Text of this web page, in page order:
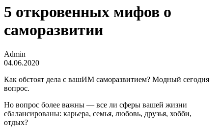
5 откровенных мифов о
саморазвитии
Admin
04.06.2020
Как обстоят дела с вашИМ саморазвитием? Модный сегодня
вопрос.
Но вопрос более важны — все ли сферы вашей жизни
сбалансированы: карьера, семья, любовь, друзья, хобби,
отдых?